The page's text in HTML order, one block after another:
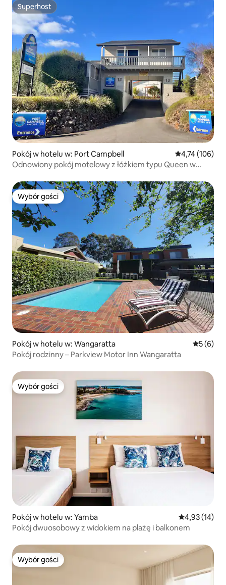
Superhost
Superhost
Pokój w hotelu w: Port Campbell Średnia
4,74 (106)
Odnowiony pokój motelowy z łóżkiem typu Queen w
Wybór gości
Wybór gości
Pokój w hotelu w: Wangaratta Średnia
5 (6)
Pokój rodzinny – Parkview Motor Inn Wangaratta
Wybór gości
Wybór gości
Pokój w hotelu w: Yamba Średnia
4,93 (14)
Pokój dwuosobowy z widokiem na plażę i balkonem
Wybór gości
Wybór gości